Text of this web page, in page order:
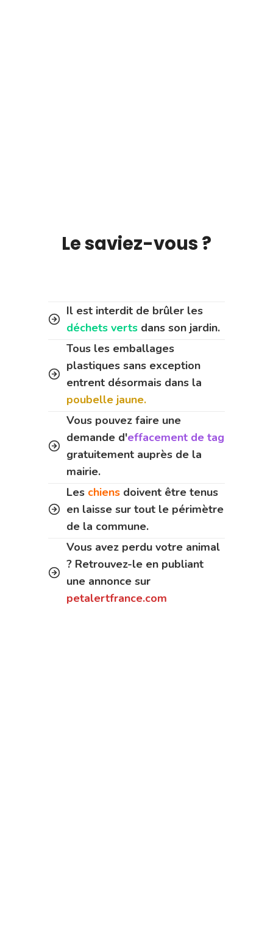
Le saviez-vous ?
Il est interdit de brûler les
déchets verts dans son jardin.
Tous les emballages
plastiques sans exception
entrent désormais dans la
poubelle jaune.
Vous pouvez faire une
demande d'effacement de tag
gratuitement auprès de la
mairie.
Les chiens doivent être tenus
en laisse sur tout le périmètre
de la commune.
Vous avez perdu votre animal
? Retrouvez-le en publiant
une annonce sur
petalertfrance.com